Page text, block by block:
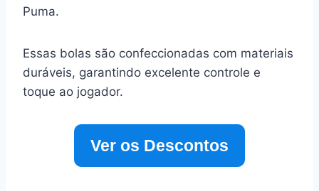
Puma.
Essas bolas são confeccionadas com materiais
duráveis, garantindo excelente controle e
toque ao jogador.
Ver os Descontos